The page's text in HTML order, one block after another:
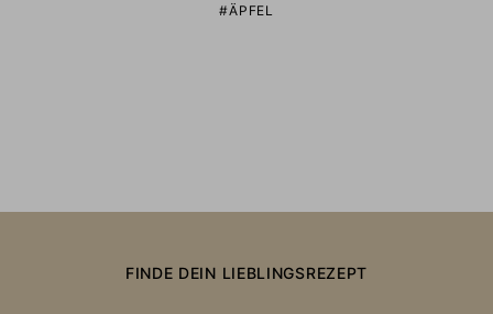
ÄPFEL
FINDE DEIN LIEBLINGSREZEPT